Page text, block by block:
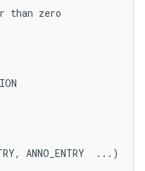
than zero
, ANNO_ENTRY ... )